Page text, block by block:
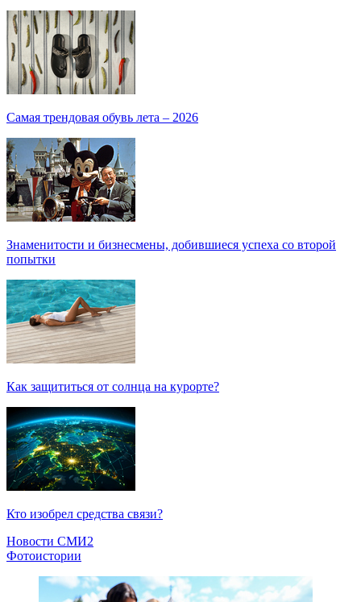
Самая трендовая обувь лета – 2026
Знаменитости и бизнесмены, добившиеся успеха со второй
попытки
Как защититься от солнца на курорте?
Кто изобрел средства связи?
Новости СМИ2
Фотоистории